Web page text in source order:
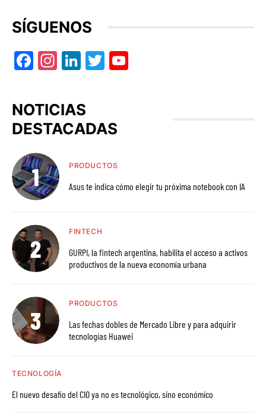
SÍGUENOS
Facebook
Instagram
LinkedIn
Twitter
NOTICIAS
DESTACADAS
PRODUCTOS
Asus te indica cómo elegir tu próxima notebook con IA
FINTECH
GURPI, la fintech argentina, habilita el acceso a activos
productivos de la nueva economía urbana
PRODUCTOS
Las fechas dobles de Mercado Libre y para adquirir
tecnologías Huawei
TECNOLOGÍA
El nuevo desafío del CIO ya no es tecnológico, sino económico